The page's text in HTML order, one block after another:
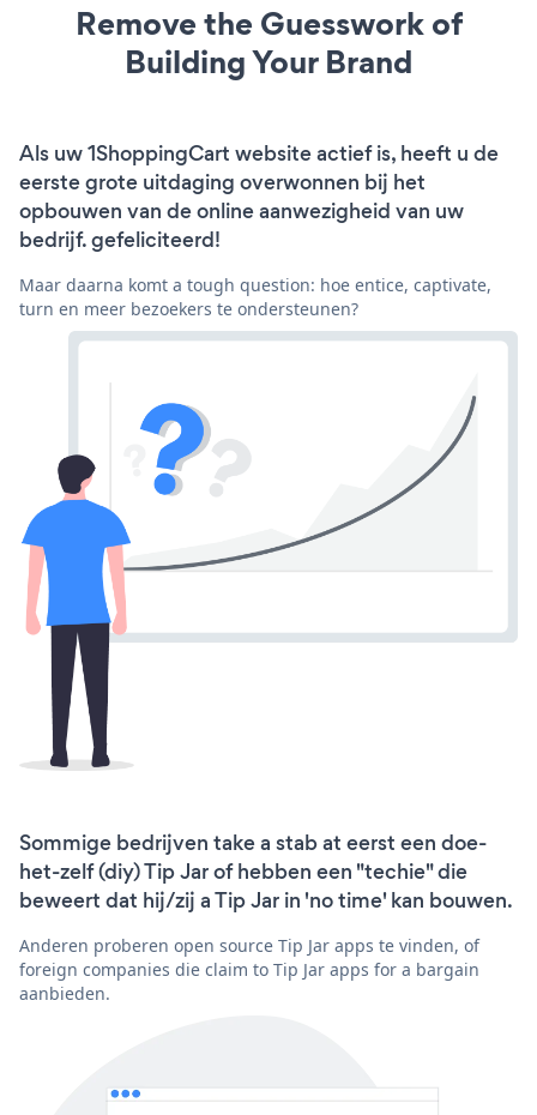
Remove the Guesswork of
Building Your Brand
Als uw 1ShoppingCart website actief is, heeft u de
eerste grote uitdaging overwonnen bij het
opbouwen van de online aanwezigheid van uw
bedrijf. gefeliciteerd!
Maar daarna komt a tough question: hoe entice, captivate,
turn en meer bezoekers te ondersteunen?
Sommige bedrijven take a stab at eerst een doe-
het-zelf (diy) Tip Jar of hebben een "techie" die
beweert dat hij/zij a Tip Jar in 'no time' kan bouwen.
Anderen proberen open source Tip Jar apps te vinden, of
foreign companies die claim to Tip Jar apps for a bargain
aanbieden.